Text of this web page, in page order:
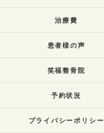
治療費
患者様の声
笑福整骨院
予約状況
プライバシーポリシー